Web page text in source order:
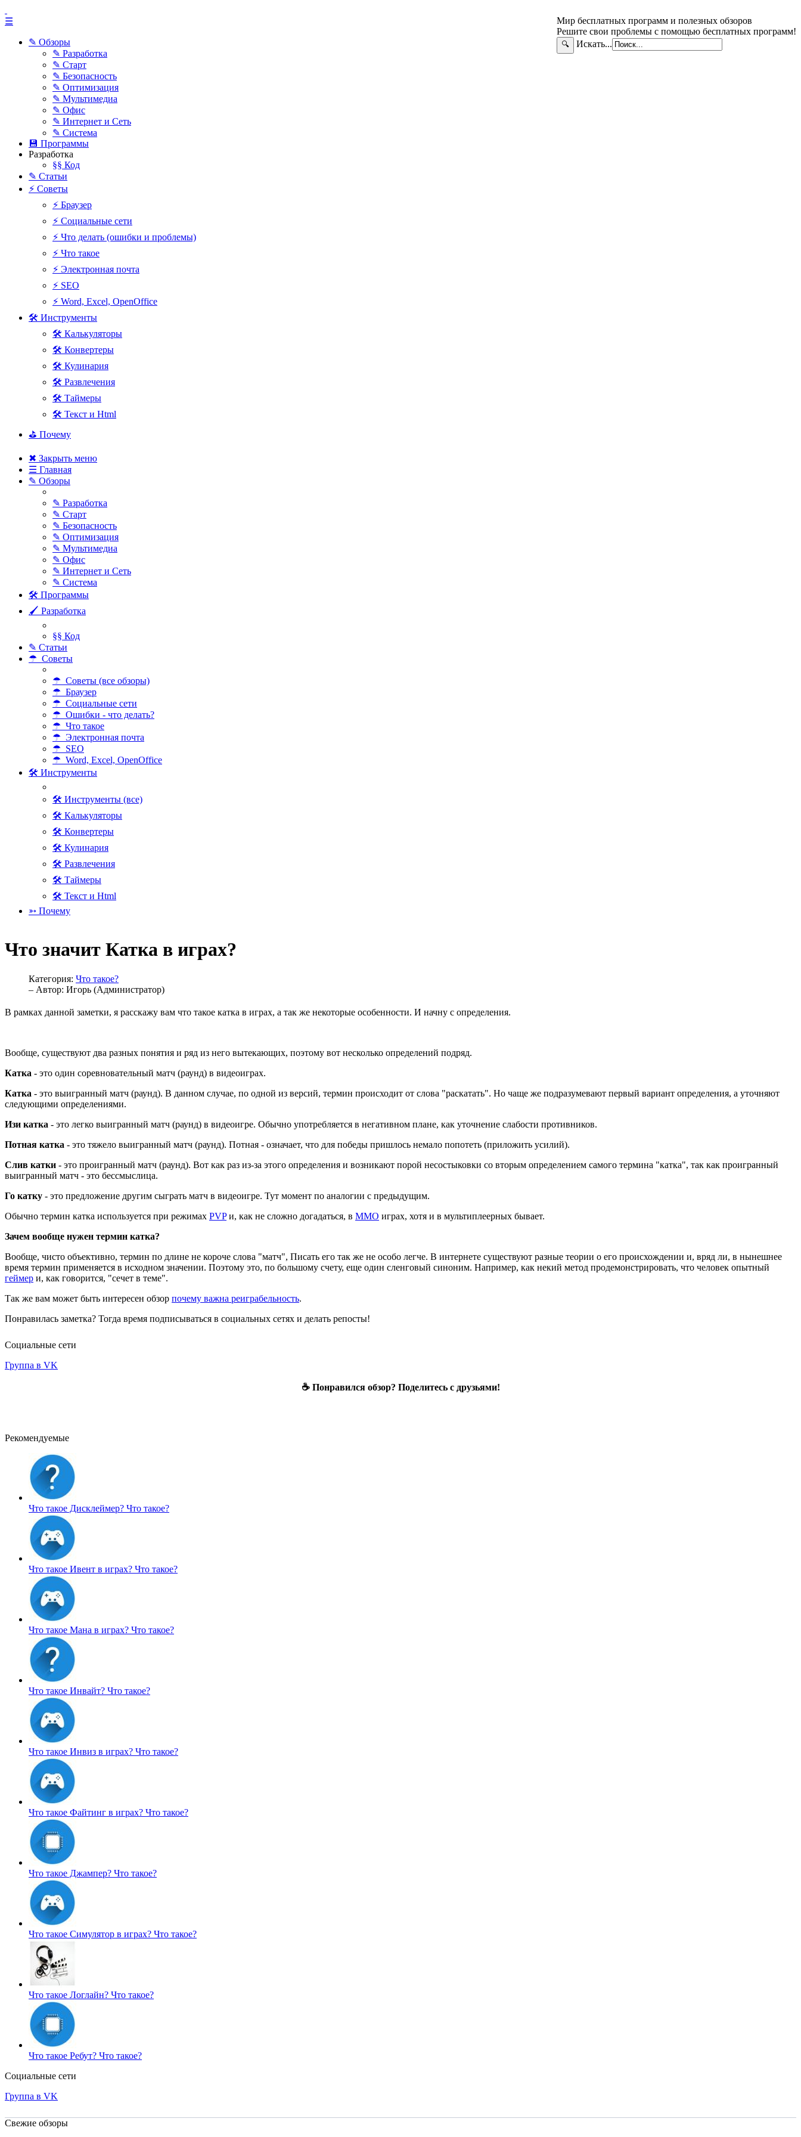
Мир бесплатных программ и полезных обзоров
Решите свои проблемы с помощью бесплатных программ!
🔍 Искать...
☰
✎ Обзоры
✎ Разработка
✎ Старт
✎ Безопасность
✎ Оптимизация
✎ Мультимедиа
✎ Офис
✎ Интернет и Сеть
✎ Система
💾 Программы
Разработка
§§ Код
✎ Статьи
⚡ Советы
⚡ Браузер
⚡ Социальные сети
⚡ Что делать (ошибки и проблемы)
⚡ Что такое
⚡ Электронная почта
⚡ SEO
⚡ Word, Excel, OpenOffice
🛠 Инструменты
🛠 Калькуляторы
🛠 Конвертеры
🛠 Кулинария
🛠 Развлечения
🛠 Таймеры
🛠 Текст и Html
⛳ Почему
✖ Закрыть меню
☰ Главная
✎ Обзоры
✎ Разработка
✎ Старт
✎ Безопасность
✎ Оптимизация
✎ Мультимедиа
✎ Офис
✎ Интернет и Сеть
✎ Система
🛠 Программы
🖌 Разработка
§§ Код
✎ Статьи
☂ Советы
☂ Советы (все обзоры)
☂ Браузер
☂ Социальные сети
☂ Ошибки - что делать?
☂ Что такое
☂ Электронная почта
☂ SEO
☂ Word, Excel, OpenOffice
🛠 Инструменты
🛠 Инструменты (все)
🛠 Калькуляторы
🛠 Конвертеры
🛠 Кулинария
🛠 Развлечения
🛠 Таймеры
🛠 Текст и Html
➳ Почему
Что значит Катка в играх?
Категория: Что такое?
– Автор: Игорь (Администратор)
В рамках данной заметки, я расскажу вам что такое катка в играх, а так же некоторые особенности. И начну с определения.
Вообще, существуют два разных понятия и ряд из него вытекающих, поэтому вот несколько определений подряд.
Катка - это один соревновательный матч (раунд) в видеоиграх.
Катка - это выигранный матч (раунд). В данном случае, по одной из версий, термин происходит от слова "раскатать". Но чаще же подразумевают первый вариант определения, а уточняют
следующими определениями.
Изи катка - это легко выигранный матч (раунд) в видеоигре. Обычно употребляется в негативном плане, как уточнение слабости противников.
Потная катка - это тяжело выигранный матч (раунд). Потная - означает, что для победы пришлось немало попотеть (приложить усилий).
Слив катки - это проигранный матч (раунд). Вот как раз из-за этого определения и возникают порой несостыковки со вторым определением самого термина "катка", так как проигранный
выигранный матч - это бессмыслица.
Го катку - это предложение другим сыграть матч в видеоигре. Тут момент по аналогии с предыдущим.
Обычно термин катка используется при режимах PVPи, как не сложно догадаться, в ММО играх, хотя и в мультиплеерных бывает.
Зачем вообще нужен термин катка?
Вообще, чисто объективно, термин по длине не короче слова "матч", Писать его так же не особо легче. В интернете существуют разные теории о его происхождении и, вряд ли, в нынешнее
время термин применяется в исходном значении. Поэтому это, по большому счету, еще один сленговый синоним. Например, как некий метод продемонстрировать, что человек опытный
геймер и, как говорится, "сечет в теме".
Так же вам может быть интересен обзор почему важна реиграбельность.
Понравилась заметка? Тогда время подписываться в социальных сетях и делать репосты!
Социальные сети
Группа в VK
☕ Понравился обзор? Поделитесь с друзьями!
Рекомендуемые
Что такое Дисклеймер? Что такое?
Что такое Ивент в играх? Что такое?
Что такое Мана в играх? Что такое?
Что такое Инвайт? Что такое?
Что такое Инвиз в играх? Что такое?
Что такое Файтинг в играх? Что такое?
Что такое Джампер? Что такое?
Что такое Симулятор в играх? Что такое?
Что такое Логлайн? Что такое?
Что такое Ребут? Что такое?
Социальные сети
Группа в VK
Свежие обзоры